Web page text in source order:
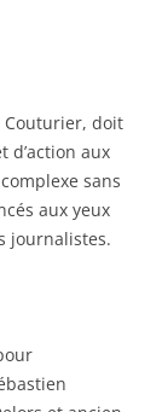
Couturier, doit
d’action aux
sans
aux yeux
journalistes.